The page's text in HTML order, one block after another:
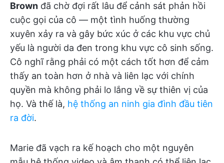
Brown đã chờ đợi rất lâu để cảnh sát phản hồi
cuộc gọi của cô — một tình huống thường
xuyên xảy ra và gây bức xúc ở các khu vực chủ
yếu là người da đen trong khu vực cô sinh sống.
Cô nghĩ rằng phải có một cách tốt hơn để cảm
thấy an toàn hơn ở nhà và liên lạc với chính
quyền mà không phải lo lắng về sự thiên vị của
họ. Và thế là, hệ thống an ninh gia đình đầu tiên
ra đời.
Marie đã vạch ra kế hoạch cho một nguyên